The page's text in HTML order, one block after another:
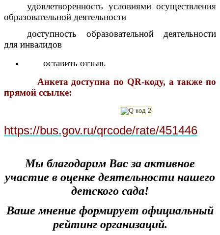
удовлетворенность условиями осуществления
образовательной деятельности
доступность образовательной деятельности
для инвалидов
оставить отзыв.
Анкета доступна по QR-коду, а также по
прямой ссылке:
https://bus.gov.ru/qrcode/rate/451446
Мы благодарим Вас за активное
участие в оценке деятельности нашего
детского сада!
Ваше мнение формирует официальный
рейтинг организаций.